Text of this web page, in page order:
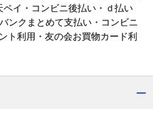
イ・コンビニ後払い・ｄ払い
ンクまとめて支払い・コンビニ
ト利用・友の会お買物カード利